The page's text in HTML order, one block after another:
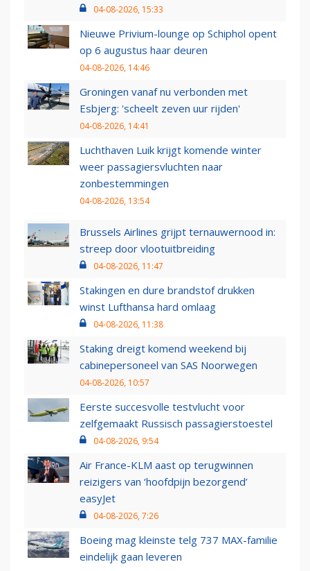
04-08-2026, 15:33
Nieuwe Privium-lounge op Schiphol opent
op 6 augustus haar deuren
04-08-2026, 14:46
Groningen vanaf nu verbonden met
Esbjerg: 'scheelt zeven uur rijden'
04-08-2026, 14:41
Luchthaven Luik krijgt komende winter
weer passagiersvluchten naar
zonbestemmingen
04-08-2026, 13:54
Brussels Airlines grijpt ternauwernood in:
streep door vlootuitbreiding
04-08-2026, 11:47
Stakingen en dure brandstof drukken
winst Lufthansa hard omlaag
04-08-2026, 11:38
Staking dreigt komend weekend bij
cabinepersoneel van SAS Noorwegen
04-08-2026, 10:57
Eerste succesvolle testvlucht voor
zelfgemaakt Russisch passagierstoestel
04-08-2026, 9:54
Air France-KLM aast op terugwinnen
reizigers van ‘hoofdpijn bezorgend’
easyJet
04-08-2026, 7:26
Boeing mag kleinste telg 737 MAX-familie
eindelijk gaan leveren